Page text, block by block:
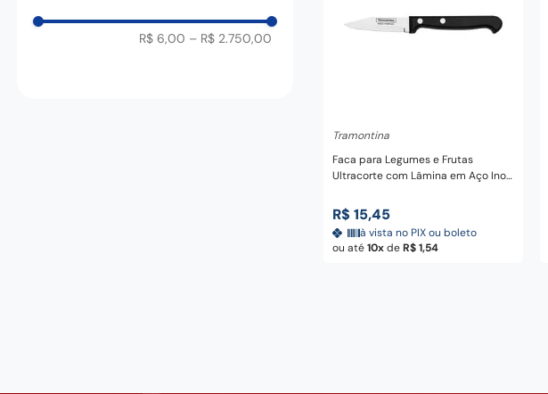
2,5"
R$ 6,00 – R$ 2.750,00
Tramontina
Faca para Legumes e Frutas
Ultracorte com Lâmina em Aço Inox
Tramontina
R$ 15,45
à vista no PIX ou boleto
ou até10 deR$ 1,54